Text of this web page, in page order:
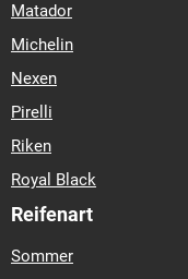
Matador
Michelin
Nexen
Pirelli
Riken
Royal Black
Reifenart
Sommer